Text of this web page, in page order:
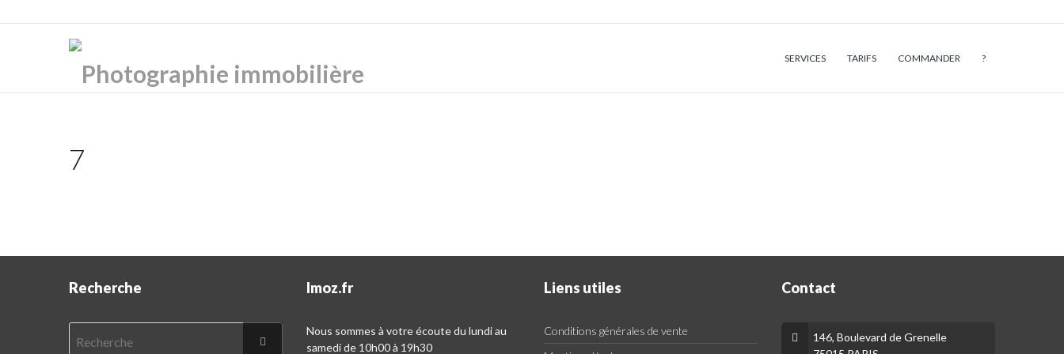
SERVICES TARIFS COMMANDER ?
7
Recherche Imoz.fr
Nous sommes à votre écoute du lundi au
samedi de 10h00 à 19h30
Liens utiles
Conditions générales de vente
Contact
146, Boulevard de Grenelle